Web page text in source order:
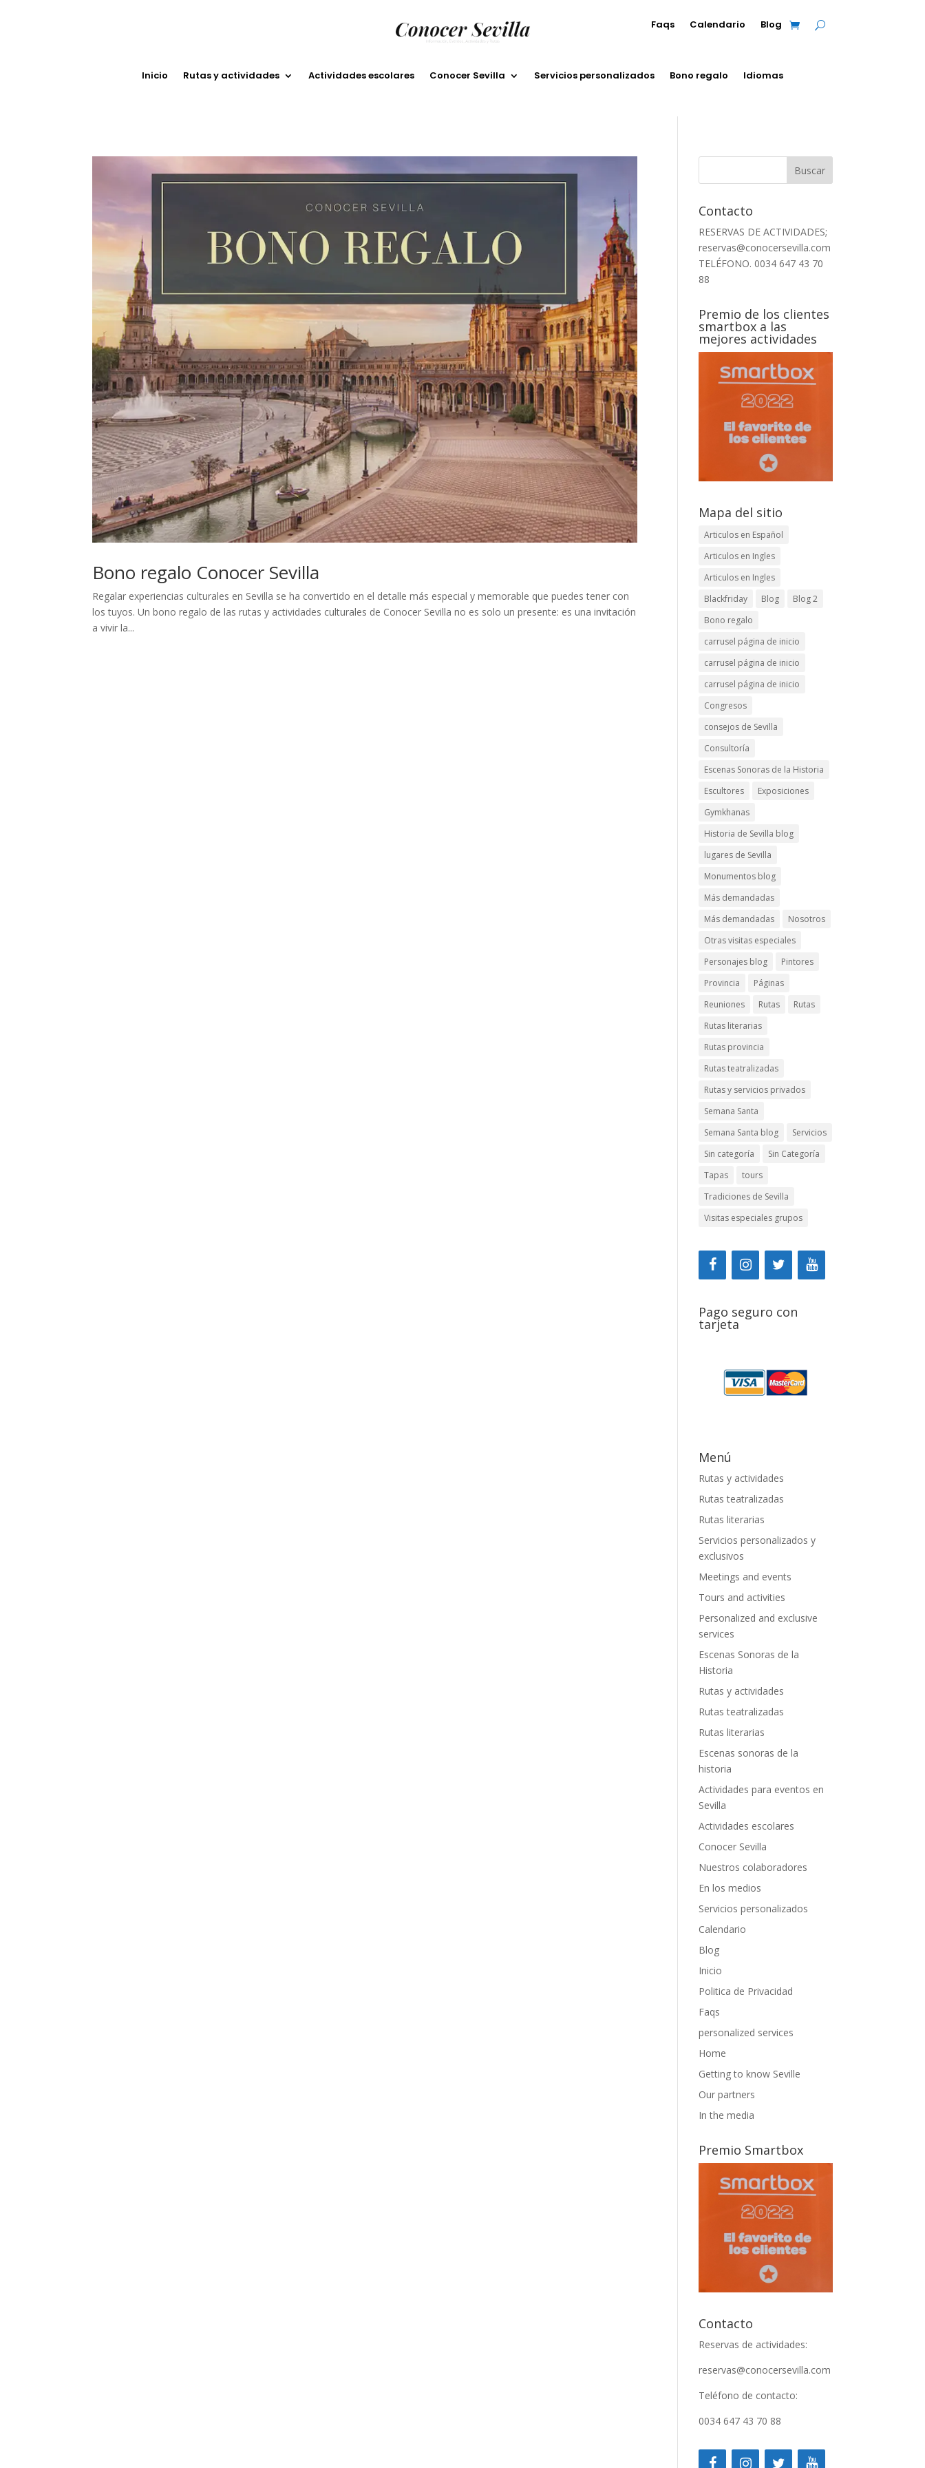
Faqs Calendario Blog
Inicio Rutas y actividades Actividades escolares Conocer Sevilla Servicios personalizados Bono regalo Idiomas
Bono regalo Conocer Sevilla
Regalar experiencias culturales en Sevilla se ha convertido en el detalle más especial y memorable que puedes tener con
los tuyos. Un bono regalo de las rutas y actividades culturales de Conocer Sevilla no es solo un presente: es una invitación
a vivir la...
Contacto
RESERVAS DE ACTIVIDADES;
reservas@conocersevilla.com
TELÉFONO. 0034 647 43 70
88
Premio de los clientes
smartbox a las
mejores actividades
Mapa del sitio
Articulos en Español
Articulos en Ingles
Articulos en Ingles
Blackfriday
Blog
Blog 2
Bono regalo
carrusel página de inicio
carrusel página de inicio
carrusel página de inicio
Congresos
consejos de Sevilla
Consultoría
Escenas Sonoras de la Historia
Escultores
Exposiciones
Gymkhanas
Historia de Sevilla blog
lugares de Sevilla
Monumentos blog
Más demandadas
Más demandadas
Nosotros
Otras visitas especiales
Personajes blog
Pintores
Provincia
Páginas
Reuniones
Rutas
Rutas
Rutas literarias
Rutas provincia
Rutas teatralizadas
Rutas y servicios privados
Semana Santa
Semana Santa blog
Servicios
Sin categoría
Sin Categoría
Tapas
tours
Tradiciones de Sevilla
Visitas especiales grupos
Pago seguro con
tarjeta
Menú
Rutas y actividades
Rutas teatralizadas
Rutas literarias
Servicios personalizados y
exclusivos
Meetings and events
Tours and activities
Personalized and exclusive
services
Escenas Sonoras de la
Historia
Rutas y actividades
Rutas teatralizadas
Rutas literarias
Escenas sonoras de la
historia
Actividades para eventos en
Sevilla
Actividades escolares
Conocer Sevilla
Nuestros colaboradores
En los medios
Servicios personalizados
Calendario
Blog
Inicio
Politica de Privacidad
Faqs
personalized services
Home
Getting to know Seville
Our partners
In the media
Premio Smartbox
Contacto
Reservas de actividades:
reservas@conocersevilla.com
Teléfono de contacto:
0034 647 43 70 88